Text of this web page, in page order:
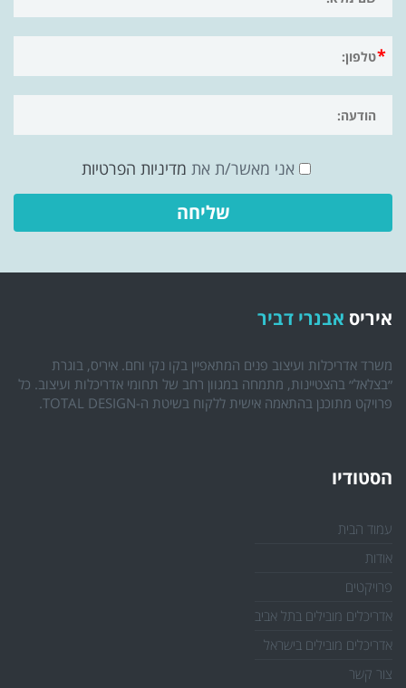
אני מאשר/ת את מדיניות הפרטיות
איריס אבנרי דביר
משרד אדריכלות ועיצוב פנים המתאפיין בקו נקי וחם. איריס, בוגרת
״בצלאל״ בהצטיינות, מתמחה במגוון רחב של תחומי אדריכלות ועיצוב. כל
פרויקט מתוכנן בהתאמה אישית ללקוח בשיטת ה-TOTAL DESIGN.
הסטודיו
עמוד הבית
אודות
פרויקטים
אדריכלים מובילים בתל אביב
אדריכלים מובילים בישראל
צור קשר